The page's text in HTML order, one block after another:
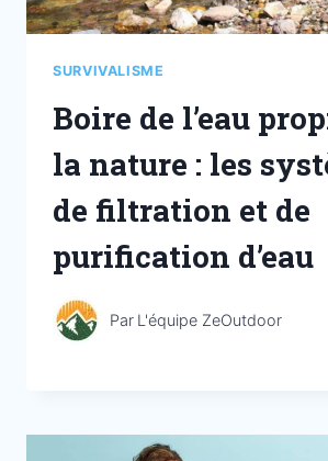
SURVIVALISME
Boire de l’eau
la nature : les
de filtration et de
purification d’eau
Par L'équipe ZeOutdoor